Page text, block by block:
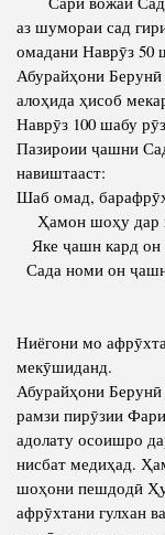
аз шумораи сад
омадани Наврӯз 50
Абурайҳони
алоҳида ҳисоб
Наврӯз 100 шабу
Пазироии ҷашни
навиштааст:
Шаб омад,
Ҳамон шоҳу дар
Яке ҷашн кард он
Сада номи он
Зи
Басе бод
Ниёгони мо
мекӯшиданд.
Абурайҳони
рамзи пирӯзии
адолату осоишро
нисбат медиҳад.
шоҳони пешдодӣ
афрӯхтани гулхан